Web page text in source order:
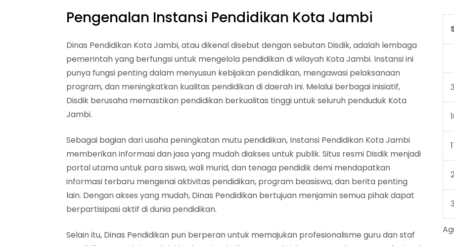
Pengenalan Instansi Pendidikan Kota Jambi
Dinas Pendidikan Kota Jambi, atau dikenal disebut dengan sebutan Disdik, adalah lembaga
pemerintah yang berfungsi untuk mengelola pendidikan di wilayah Kota Jambi. Instansi ini
punya fungsi penting dalam menyusun kebijakan pendidikan, mengawasi pelaksanaan
program, dan meningkatkan kualitas pendidikan di daerah ini. Melalui berbagai inisiatif,
Disdik berusaha memastikan pendidikan berkualitas tinggi untuk seluruh penduduk Kota
Jambi.
Sebagai bagian dari usaha peningkatan mutu pendidikan, Instansi Pendidikan Kota Jambi
memberikan informasi dan jasa yang mudah diakses untuk publik. Situs resmi Disdik menjadi
portal utama untuk para siswa, wali murid, dan tenaga pendidik demi mendapatkan
informasi terbaru mengenai aktivitas pendidikan, program beasiswa, dan berita penting
lain. Dengan akses yang mudah, Dinas Pendidikan bertujuan menjamin semua pihak dapat
berpartisipasi aktif di dunia pendidikan.
Selain itu, Dinas Pendidikan pun berperan untuk memajukan profesionalisme guru dan staf
3